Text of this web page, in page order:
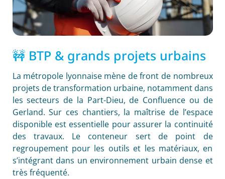
🚧 BTP & grands projets urbains
La métropole lyonnaise mène de front de nombreux
projets de transformation urbaine, notamment dans
les secteurs de la Part-Dieu, de Confluence ou de
Gerland. Sur ces chantiers, la maîtrise de l’espace
disponible est essentielle pour assurer la continuité
des travaux. Le conteneur sert de point de
regroupement pour les outils et les matériaux, en
s’intégrant dans un environnement urbain dense et
très fréquenté.